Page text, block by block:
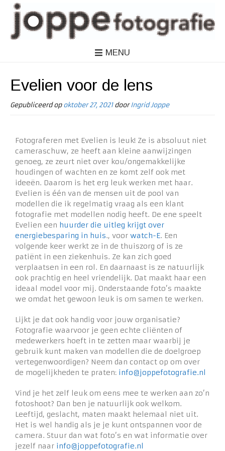
MENU
Evelien voor de lens
Gepubliceerd op oktober 27, 2021door Ingrid Joppe
Fotograferen met Evelien is leuk! Ze is absoluut niet
cameraschuw, ze heeft aan kleine aanwijzingen
genoeg, ze zeurt niet over kou/ongemakkelijke
houdingen of wachten en ze komt zelf ook met
ideeën. Daarom is het erg leuk werken met haar.
Evelien is één van de mensen uit de pool van
modellen die ik regelmatig vraag als een klant
fotografie met modellen nodig heeft. De ene speelt
Evelien een huurder die uitleg krijgt over
energiebesparing in huis., voor watch-E. Een
volgende keer werkt ze in de thuiszorg of is ze
patiënt in een ziekenhuis. Ze kan zich goed
verplaatsen in een rol. En daarnaast is ze natuurlijk
ook prachtig en heel vriendelijk. Dat maakt haar een
ideaal model voor mij. Onderstaande foto’s maakte
we omdat het gewoon leuk is om samen te werken.
Lijkt je dat ook handig voor jouw organisatie?
Fotografie waarvoor je geen echte cliënten of
medewerkers hoeft in te zetten maar waarbij je
gebruik kunt maken van modellen die de doelgroep
vertegenwoordigen? Neem dan contact op om over
de mogelijkheden te praten: info@joppefotografie.nl
Vind je het zelf leuk om eens mee te werken aan zo’n
fotoshoot? Dan ben je natuurlijk ook welkom.
Leeftijd, geslacht, maten maakt helemaal niet uit.
Het is wel handig als je je kunt ontspannen voor de
camera. Stuur dan wat foto’s en wat informatie over
jezelf naar info@joppefotografie.nl